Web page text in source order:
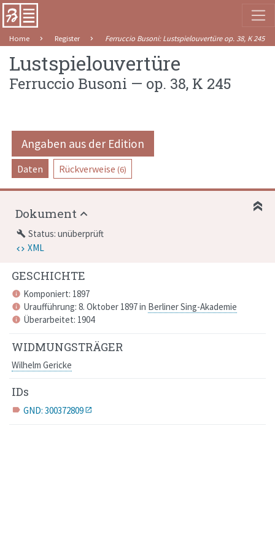
Home Register Ferruccio Busoni: Lustspielouvertüre op. 38, K 245
Lustspielouvertüre
Ferruccio Busoni — op. 38, K 245
Angaben aus der Edition
Daten Rückverweise (6)
GESCHICHTE
info Komponiert: 1897
info Uraufführung: 8. Oktober 1897 in Berliner Sing-Akademie
info Überarbeitet: 1904
WIDMUNGSTRÄGER
Wilhelm Gericke
IDs
label GND: 300372809
Dokument
build Status: unüberprüft
XML